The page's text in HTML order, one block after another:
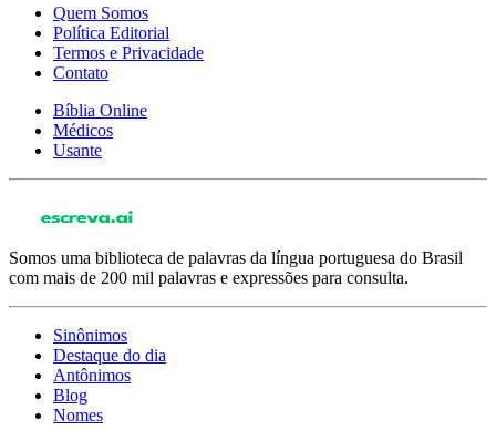
Quem Somos
Política Editorial
Termos e Privacidade
Contato
Bíblia Online
Médicos
Usante
Somos uma biblioteca de palavras da língua portuguesa do Brasil
com mais de 200 mil palavras e expressões para consulta.
Sinônimos
Destaque do dia
Antônimos
Blog
Nomes